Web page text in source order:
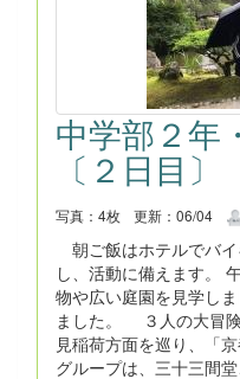
中学部２年
〔２日目〕
写真：4枚 更新：06/04
朝ご飯はホテルでバ
し、活動に備えます。
物や広い庭園を見学し
ました。 ３人の大冒
見稲荷方面を巡り、「
グループは、三十三間